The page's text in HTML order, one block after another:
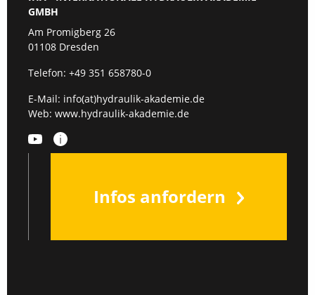
GMBH
Am Promigberg 26
01108 Dresden
Telefon: +49 351 658780-0
E-Mail: info(at)hydraulik-akademie.de
Web: www.hydraulik-akademie.de
Infos anfordern